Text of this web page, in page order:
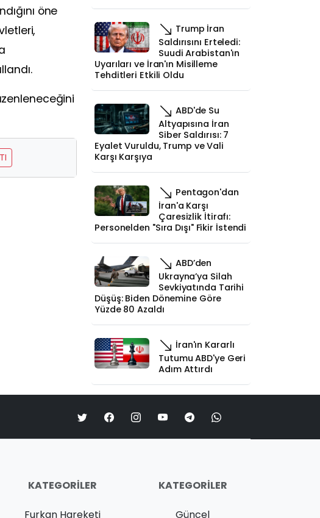
öne
Trump İran
Saldırısını Erteledi:
Suudi Arabistan'ın
Uyarıları ve İran'ın Misilleme
Tehditleri Etkili Oldu
ABD'de Su
Altyapısına İran
Siber Saldırısı: 7
Eyalet Vuruldu, Trump ve Vali
Karşı Karşıya
Pentagon'dan
İran'a Karşı
Çaresizlik İtirafı:
Personelden "Sıra Dışı" Fikir İstendi
ABD’den
Ukrayna’ya Silah
Sevkiyatında Tarihi
Düşüş: Biden Dönemine Göre
Yüzde 80 Azaldı
İran'ın Kararlı
Tutumu ABD'ye Geri
Adım Attırdı
KATEGORILER
Furkan Hareketi
KATEGORILER
Güncel